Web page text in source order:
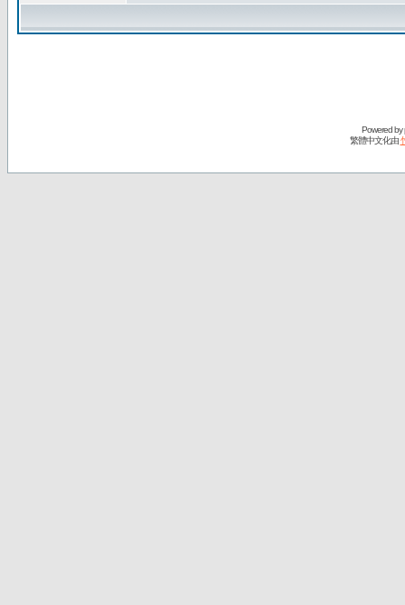
Powered by
繁體中文化由